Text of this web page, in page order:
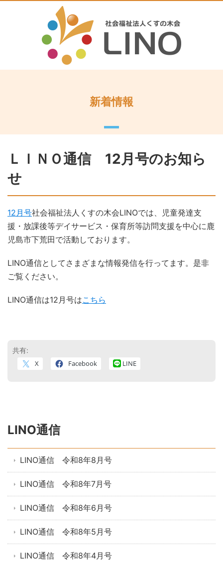
新着情報
ＬＩＮＯ通信 12月号のお知ら
せ
12月号社会福祉法人くすの木会LINOでは、児童発達支
援・放課後等デイサービス・保育所等訪問支援を中心に鹿
児島市下荒田で活動しております。
LINO通信としてさまざまな情報発信を行ってます。是非
ご覧ください。
LINO通信は12月号はこちら
共有:
X Facebook LINE
LINO通信
LINO通信 令和8年8月号
LINO通信 令和8年7月号
LINO通信 令和8年6月号
LINO通信 令和8年5月号
LINO通信 令和8年4月号